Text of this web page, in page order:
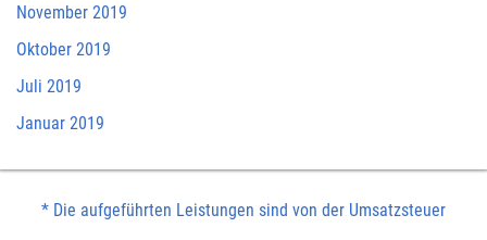
November 2019
Oktober 2019
Juli 2019
Januar 2019
* Die aufgeführten Leistungen sind von der Umsatzsteuer